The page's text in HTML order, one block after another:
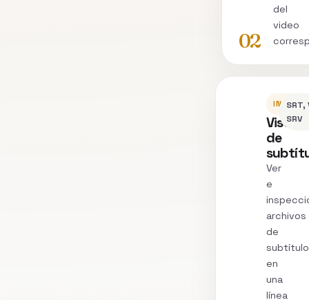
02
del
video
Visor
de
Ver
e
archivos
de
en
una
línea
SRT,
SRV